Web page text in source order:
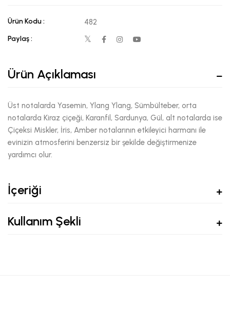
Ürün Kodu : 482
Paylaş :
Ürün Açıklaması
Üst notalarda Yasemin, Ylang Ylang, Sümbülteber, orta
notalarda Kiraz çiçeği, Karanfil, Sardunya, Gül, alt notalarda ise
Çiçeksi Miskler, İris, Amber notalarının etkileyici harmanı ile
evinizin atmosferini benzersiz bir şekilde değiştirmenize
yardımcı olur.
İçeriği
Kullanım Şekli